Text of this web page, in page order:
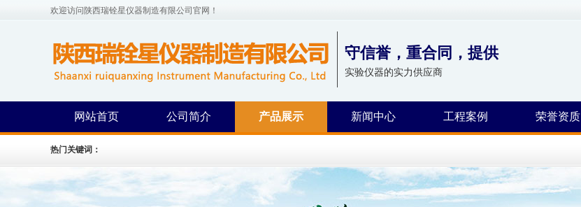
欢迎访问陕西瑞铨星仪器制造有限公司官网！
守信誉，重合同，提供
实验仪器的实力供应商
网站首页 公司简介 产品展示 新闻中心 工程案例 荣誉资质
热门关键词：